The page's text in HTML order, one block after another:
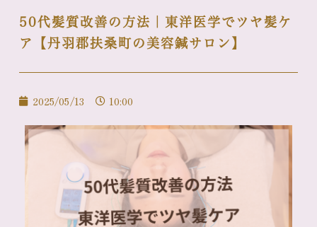
50代髪質改善の方法｜東洋医学でツヤ髪ケ
ア【丹羽郡扶桑町の美容鍼サロン】
2025/05/13 10:00